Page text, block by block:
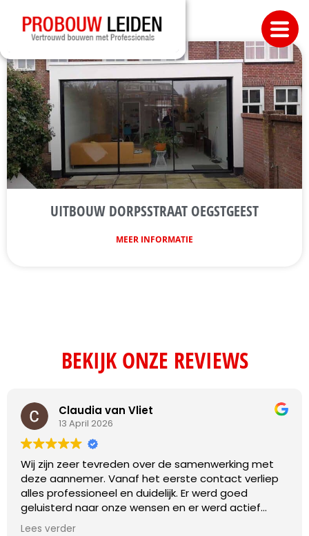
UITBOUW DORPSSTRAAT OEGSTGEEST
MEER INFORMATIE
BEKIJK ONZE REVIEWS
Claudia van Vliet
13 April 2026
Wij zijn zeer tevreden over de samenwerking met
deze aannemer. Vanaf het eerste contact verliep
alles professioneel en duidelijk. Er werd goed
geluisterd naar onze wensen en er werd actief
meegedacht over praktische oplossingen.
Lees verder